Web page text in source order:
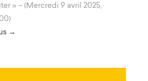
» – (Mercredi 9 avril 2025,
→